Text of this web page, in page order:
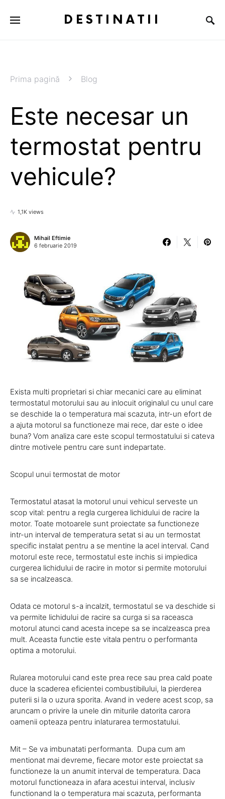
DESTINATII
Prima pagină Blog
Este necesar un
termostat pentru
vehicule?
1,1K views
Mihail Eftimie
6 februarie 2019
Exista multi proprietari si chiar mecanici care au eliminat
termostatul motorului sau au inlocuit originalul cu unul care
se deschide la o temperatura mai scazuta, intr-un efort de
a ajuta motorul sa functioneze mai rece, dar este o idee
buna? Vom analiza care este scopul termostatului si cateva
dintre motivele pentru care sunt indepartate.
Scopul unui termostat de motor
Termostatul atasat la motorul unui vehicul serveste un
scop vital: pentru a regla curgerea lichidului de racire la
motor. Toate motoarele sunt proiectate sa functioneze
intr-un interval de temperatura setat si au un termostat
specific instalat pentru a se mentine la acel interval. Cand
motorul este rece, termostatul este inchis si impiedica
curgerea lichidului de racire in motor si permite motorului
sa se incalzeasca.
Odata ce motorul s-a incalzit, termostatul se va deschide si
va permite lichidului de racire sa curga si sa raceasca
motorul atunci cand acesta incepe sa se incalzeasca prea
mult. Aceasta functie este vitala pentru o performanta
optima a motorului.
Rularea motorului cand este prea rece sau prea cald poate
duce la scaderea eficientei combustibilului, la pierderea
puterii si la o uzura sporita. Avand in vedere acest scop, sa
aruncam o privire la unele din miturile datorita carora
oamenii opteaza pentru inlaturarea termostatului.
Mit – Se va imbunatati performanta. Dupa cum am
mentionat mai devreme, fiecare motor este proiectat sa
functioneze la un anumit interval de temperatura. Daca
motorul functioneaza in afara acestui interval, inclusiv
functionand la o temperatura mai scazuta, performanta